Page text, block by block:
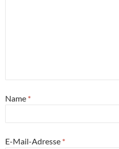
Name *
E-Mail-Adresse *